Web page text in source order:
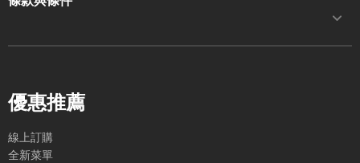
優惠推薦
線上訂購
全新菜單